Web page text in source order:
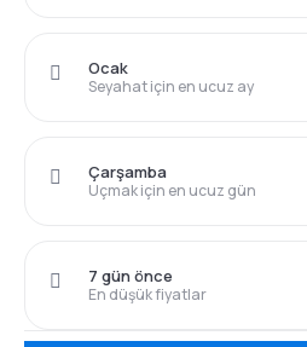
Seyahat için en ucuz ay
Ocak
Uçmak için en ucuz gün
Çarşamba
En düşük fiyatlar
7 gün önce